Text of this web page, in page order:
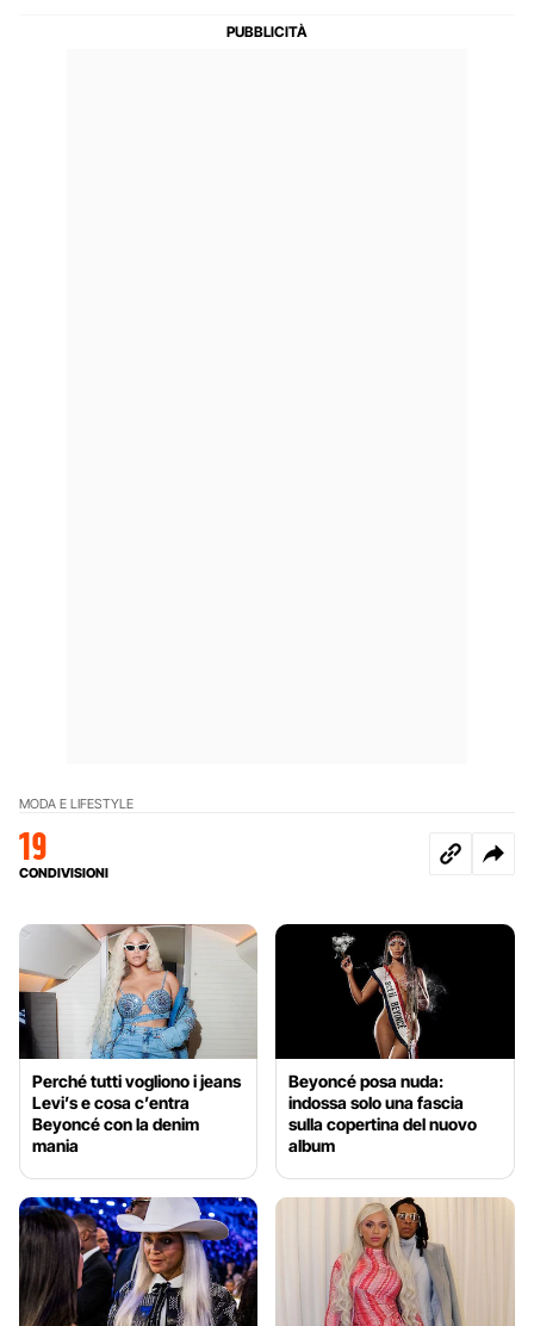
MODA E LIFESTYLE
19
CONDIVISIONI
Perché tutti vogliono i jeans
Levi’s e cosa c’entra
Beyoncé con la denim
mania
Beyoncé posa nuda:
indossa solo una fascia
sulla copertina del nuovo
album